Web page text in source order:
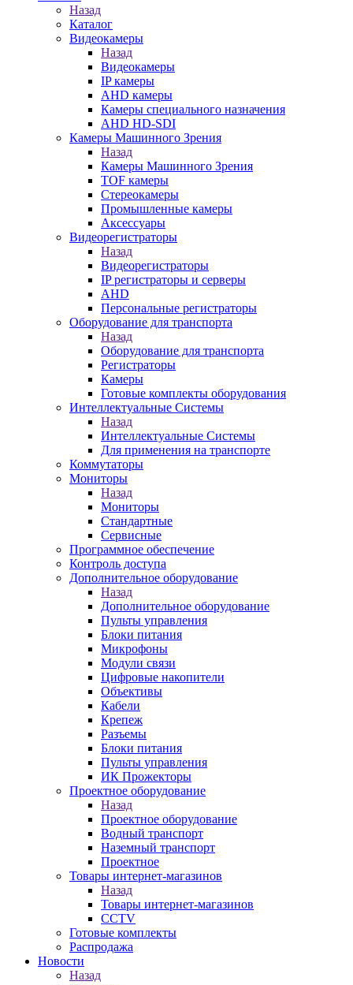
Назад
Каталог
Видеокамеры
Назад
Видеокамеры
IP камеры
AHD камеры
Камеры специального назначения
AHD HD-SDI
Камеры Машинного Зрения
Назад
Камеры Машинного Зрения
TOF камеры
Стереокамеры
Промышленные камеры
Аксессуары
Видеорегистраторы
Назад
Видеорегистраторы
IP регистраторы и серверы
AHD
Персональные регистраторы
Оборудование для транспорта
Назад
Оборудование для транспорта
Регистраторы
Камеры
Готовые комплекты оборудования
Интеллектуальные Системы
Назад
Интеллектуальные Системы
Для применения на транспорте
Коммутаторы
Мониторы
Назад
Мониторы
Стандартные
Сервисные
Программное обеспечение
Контроль доступа
Дополнительное оборудование
Назад
Дополнительное оборудование
Пульты управления
Блоки питания
Микрофоны
Модули связи
Цифровые накопители
Объективы
Кабели
Крепеж
Разъемы
Блоки питания
Пульты управления
ИК Прожекторы
Проектное оборудование
Назад
Проектное оборудование
Водный транспорт
Наземный транспорт
Проектное
Товары интернет-магазинов
Назад
Товары интернет-магазинов
CCTV
Готовые комплекты
Распродажа
Новости
Назад